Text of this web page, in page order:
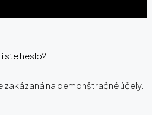
ste heslo?
na demonštračné účely.